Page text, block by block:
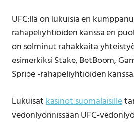
UFC:llä on lukuisia eri
rahapeliyhtiöiden kanssa eri
on solminut rahakkaita
esimerkiksi Stake, BetBoom,
Spribe -rahapeliyhtiöiden kanssa.
Lukuisatkasinot suomalaisille
vedonlyönnissään UFC-